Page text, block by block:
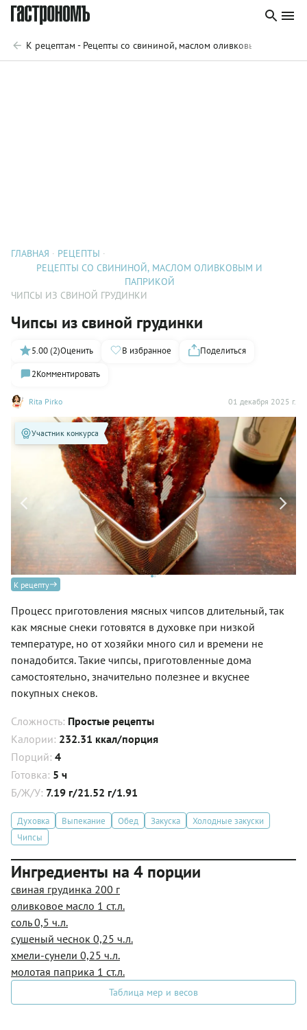
К рецептам - Рецепты со свининой, маслом оливковым и
ГЛАВНАЯ
РЕЦЕПТЫ
РЕЦЕПТЫ СО СВИНИНОЙ, МАСЛОМ ОЛИВКОВЫМ И
ПАПРИКОЙ
ЧИПСЫ ИЗ СВИНОЙ ГРУДИНКИ
Чипсы из свиной грудинки
Rita Pirko 01 декабря 2025 г.
5.00 (2)Оценить В избранное
Поделиться
2Комментировать
Участник конкурса
К рецепту
Процесс приготовления мясных чипсов длительный, так
как мясные снеки готовятся в духовке при низкой
температуре, но от хозяйки много сил и времени не
понадобится. Такие чипсы, приготовленные дома
самостоятельно, значительно полезнее и вкуснее
покупных снеков.
Сложность: Простые рецепты
Калории: 232.31 ккал/порция
Порций: 4
Готовка: 5 ч
Б/Ж/У: 7.19 г/21.52 г/1.91
Духовка Выпекание Обед Закуска
Холодные закуски
Чипсы
Ингредиенты на 4 порции
свиная грудинка 200 г
оливковое масло 1 ст.л.
соль 0,5 ч.л.
сушеный чеснок 0,25 ч.л.
хмели-сунели 0,25 ч.л.
молотая паприка 1 ст.л.
Таблица мер и весов